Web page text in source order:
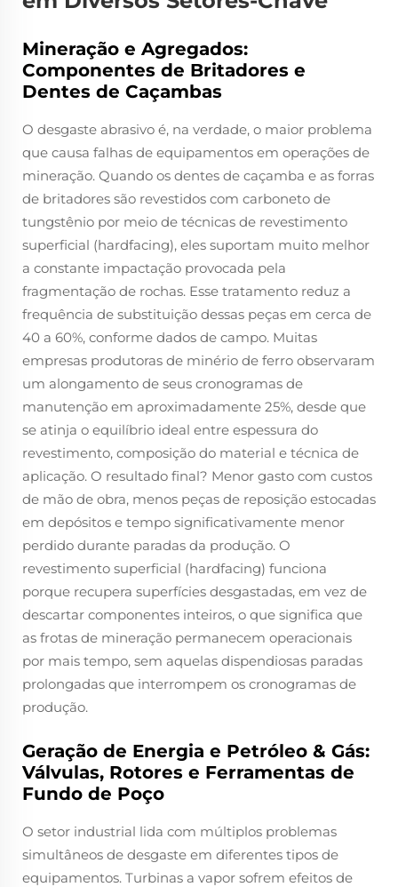
Mineração e Agregados:
Componentes de Britadores e
Dentes de Caçambas
O desgaste abrasivo é, na verdade, o maior problema
que causa falhas de equipamentos em operações de
mineração. Quando os dentes de caçamba e as forras
de britadores são revestidos com carboneto de
tungstênio por meio de técnicas de revestimento
superficial (hardfacing), eles suportam muito melhor
a constante impactação provocada pela
fragmentação de rochas. Esse tratamento reduz a
frequência de substituição dessas peças em cerca de
40 a 60%, conforme dados de campo. Muitas
empresas produtoras de minério de ferro observaram
um alongamento de seus cronogramas de
manutenção em aproximadamente 25%, desde que
se atinja o equilíbrio ideal entre espessura do
revestimento, composição do material e técnica de
aplicação. O resultado final? Menor gasto com custos
de mão de obra, menos peças de reposição estocadas
em depósitos e tempo significativamente menor
perdido durante paradas da produção. O
revestimento superficial (hardfacing) funciona
porque recupera superfícies desgastadas, em vez de
descartar componentes inteiros, o que significa que
as frotas de mineração permanecem operacionais
por mais tempo, sem aquelas dispendiosas paradas
prolongadas que interrompem os cronogramas de
produção.
Geração de Energia e Petróleo & Gás:
Válvulas, Rotores e Ferramentas de
Fundo de Poço
O setor industrial lida com múltiplos problemas
simultâneos de desgaste em diferentes tipos de
equipamentos. Turbinas a vapor sofrem efeitos de